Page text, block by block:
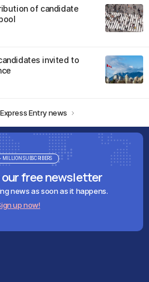
of candidate
invited to
Entry news
free newsletter
news as soon as it happens.
up now!
MILLION SUBSCRIBERS